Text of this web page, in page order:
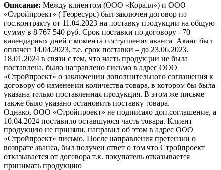
Описание: Между клиентом (ООО «Коралл») и ООО
«Стройпроект» ( Георесурс) был заключен договор по
гос.контракту от 11.04.2023 на поставку продукции на общую
сумму в 8 767 540 руб. Срок поставки по договору - 70
календарных дней с момента поступления аванса. Аванс был
оплачен 14.04.2023, т.е. срок поставки – до 23.06.2023.
18.01.2024 в связи с тем, что часть продукции не была
поставлена, было направлено письмо в адрес ООО
«Стройпроект» о заключении дополнительного соглашения к
договору об изменении количества товара, в котором бы была
указана только поставленная продукция. В этом же письме
также было указано остановить поставку товара.
Однако, ООО «Стройпроект» не подписало доп.соглашение, а
10.04.2024 поставило оставшуюся часть товара. Клиент
продукцию не приняли, направил об этом в адрес ООО
«Стройпроект» письмо. После направления претензии о
возврате аванса, был получен ответ о том что Стройпроект
отказывается от договора т.к. покупатель отказывается
принимать продукцию